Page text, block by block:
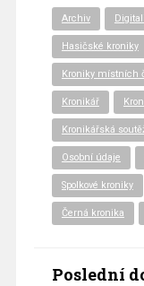
Archiv
Hasičské kroniky
Kroniky místních
Kronikář
Kronikářská
Osobní údaje
Spolkové kroniky
Černá kronika
Poslední